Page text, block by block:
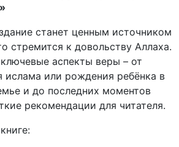
станет ценным источником
стремится к довольству Аллаха.
аспекты веры – от
ислама или рождения ребёнка в
и до последних моментов
рекомендации для читателя.